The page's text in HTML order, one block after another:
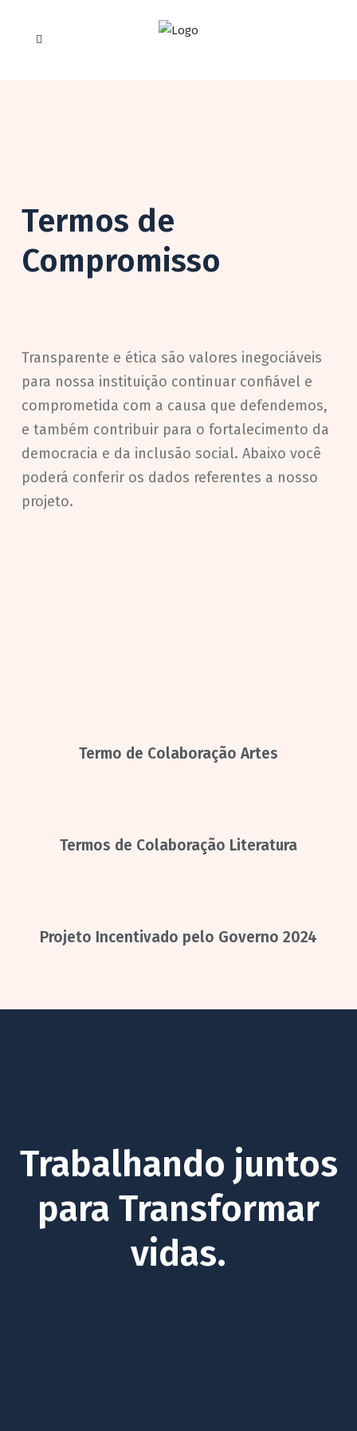
Termos de
Compromisso
Transparente e ética são valores inegociáveis
para nossa instituição continuar confiável e
comprometida com a causa que defendemos,
e também contribuir para o fortalecimento da
democracia e da inclusão social. Abaixo você
poderá conferir os dados referentes a nosso
projeto.
Termo de Colaboração Artes
Termos de Colaboração Literatura
Projeto Incentivado pelo Governo 2024
Trabalhando juntos
para Transformar
vidas.